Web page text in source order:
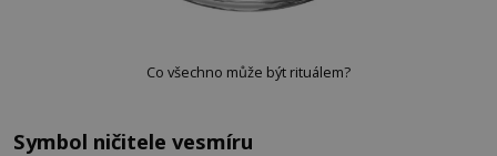
Co všechno může být rituálem?
Symbol ničitele vesmíru